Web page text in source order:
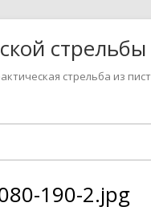
стрельба из
190-2.jpg